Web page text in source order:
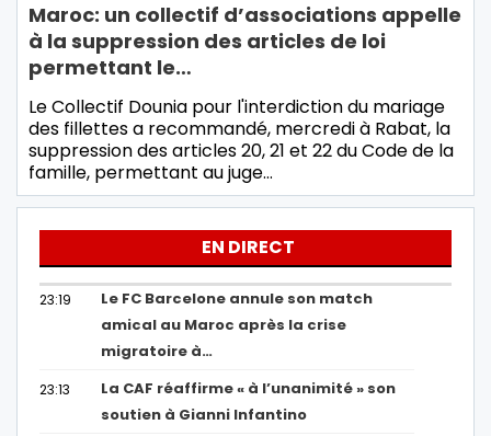
Maroc: un collectif d’associations appelle
à la suppression des articles de loi
permettant le…
Le Collectif Dounia pour l'interdiction du mariage
des fillettes a recommandé, mercredi à Rabat, la
suppression des articles 20, 21 et 22 du Code de la
famille, permettant au juge…
EN DIRECT
23:19
Le FC Barcelone annule son match
amical au Maroc après la crise
migratoire à…
23:13
La CAF réaffirme « à l’unanimité » son
soutien à Gianni Infantino